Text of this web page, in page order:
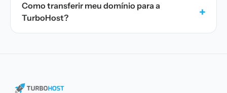
Como transferir meu domínio para a
TurboHost?
+